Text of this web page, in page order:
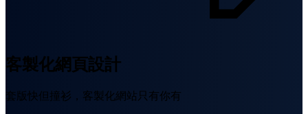
客製化網頁設計
套版快但撞衫，客製化網站只有你有